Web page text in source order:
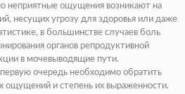
неприятные ощущения возникают на
несущих угрозу для здоровья или даже
в большинстве случаев боль
органов репродуктивной
в мочевыводящие пути.
очередь необходимо обратить
ощущений и степень их выраженности.